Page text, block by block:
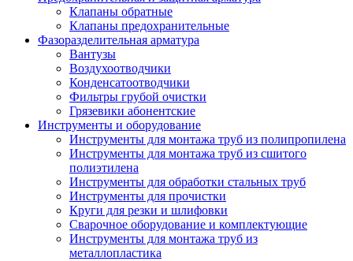
Клапаны обратные
Клапаны предохранительные
Фазоразделительная арматура
Вантузы
Воздухоотводчики
Конденсатоотводчики
Фильтры грубой очистки
Грязевики абонентские
Инструменты и оборудование
Инструменты для монтажа труб из полипропилена
Инструменты для монтажа труб из сшитого
полиэтилена
Инструменты для обработки стальных труб
Инструменты для прочистки
Круги для резки и шлифовки
Сварочное оборудование и комплектующие
Инструменты для монтажа труб из
металлопластика